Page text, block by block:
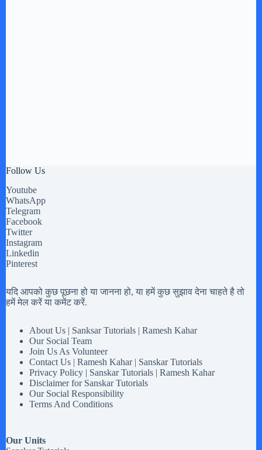
Follow Us
Youtube
WhatsApp
Telegram
Facebook
Twitter
Instagram
Linkedin
Pinterest
यदि आपको कुछ पूछना हो या जानना हो, या हमें कुछ सुझाव देना चाहते है तो
हमें मेल करें या कमेंट करें.
About Us | Sanksar Tutorials | Ramesh Kahar
Our Social Team
Join Us As Volunteer
Contact Us | Ramesh Kahar | Sanskar Tutorials
Privacy Policy | Sanskar Tutorials | Ramesh Kahar
Disclaimer for Sanskar Tutorials
Our Social Responsibility
Terms And Conditions
Our Units